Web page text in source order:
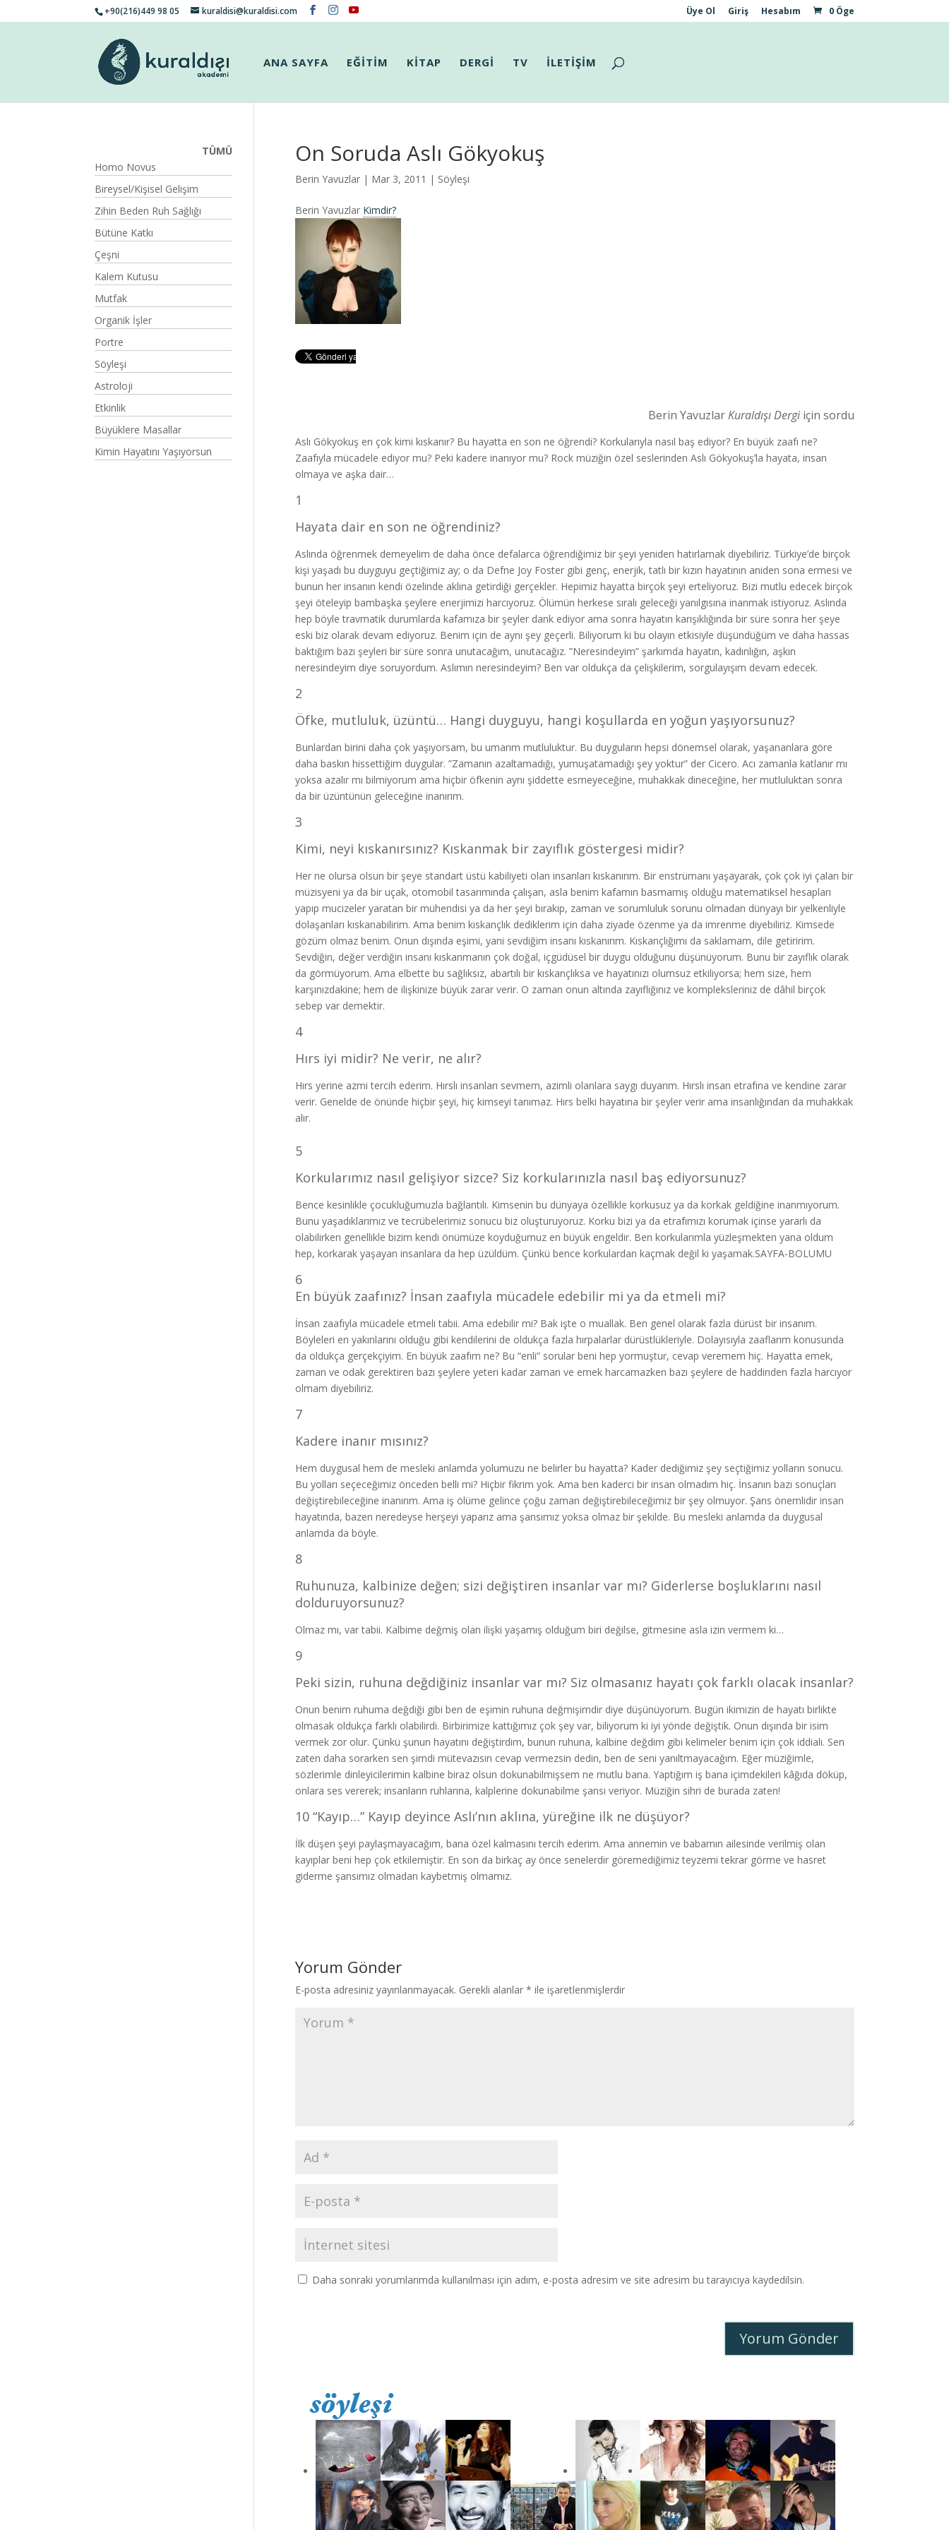
+90(216)449 98 05 kuraldisi@kuraldisi.com Üye Ol Giriş Hesabım 0 Öge
ANA SAYFA EĞİTİM KİTAP DERGİ TV İLETİŞİM
On Soruda Aslı Gökyokuş
Berin Yavuzlar| Mar 3, 2011 | Söyleşi
Berin Yavuzlar Kimdir?
Berin YavuzlarKuraldışı Dergi için sordu
Aslı Gökyokuş en çok kimi kıskanır? Bu hayatta en son ne öğrendi? Korkularıyla nasıl baş ediyor? En büyük zaafı ne?
Zaafıyla mücadele ediyor mu? Peki kadere inanıyor mu? Rock müziğin özel seslerinden Aslı Gökyokuş’la hayata, insan
olmaya ve aşka dair…
1
Hayata dair en son ne öğrendiniz?
Aslında öğrenmek demeyelim de daha önce defalarca öğrendiğimiz bir şeyi yeniden hatırlamak diyebiliriz. Türkiye’de birçok
kişi yaşadı bu duyguyu geçtiğimiz ay; o da Defne Joy Foster gibi genç, enerjik, tatlı bir kızın hayatının aniden sona ermesi ve
bunun her insanın kendi özelinde aklına getirdiği gerçekler. Hepimiz hayatta birçok şeyi erteliyoruz. Bizi mutlu edecek birçok
şeyi öteleyip bambaşka şeylere enerjimizi harcıyoruz. Ölümün herkese sıralı geleceği yanılgısına inanmak istiyoruz. Aslında
hep böyle travmatik durumlarda kafamıza bir şeyler dank ediyor ama sonra hayatın karışıklığında bir süre sonra her şeye
eski biz olarak devam ediyoruz. Benim için de aynı şey geçerli. Biliyorum ki bu olayın etkisiyle düşündüğüm ve daha hassas
baktığım bazı şeyleri bir süre sonra unutacağım, unutacağız. ”Neresindeyim” şarkımda hayatın, kadınlığın, aşkın
neresindeyim diye soruyordum. Aslımın neresindeyim? Ben var oldukça da çelişkilerim, sorgulayışım devam edecek.
2
Öfke, mutluluk, üzüntü… Hangi duyguyu, hangi koşullarda en yoğun yaşıyorsunuz?
Bunlardan birini daha çok yaşıyorsam, bu umarım mutluluktur. Bu duyguların hepsi dönemsel olarak, yaşananlara göre
daha baskın hissettiğim duygular. ”Zamanın azaltamadığı, yumuşatamadığı şey yoktur” der Cicero. Acı zamanla katlanır mı
yoksa azalır mı bilmiyorum ama hiçbir öfkenin aynı şiddette esmeyeceğine, muhakkak dineceğine, her mutluluktan sonra
da bir üzüntünün geleceğine inanırım.
3
Kimi, neyi kıskanırsınız? Kıskanmak bir zayıflık göstergesi midir?
Her ne olursa olsun bir şeye standart üstü kabiliyeti olan insanları kıskanırım. Bir enstrümanı yaşayarak, çok çok iyi çalan bir
müzisyeni ya da bir uçak, otomobil tasarımında çalışan, asla benim kafamın basmamış olduğu matematiksel hesapları
yapıp mucizeler yaratan bir mühendisi ya da her şeyi bırakıp, zaman ve sorumluluk sorunu olmadan dünyayı bir yelkenliyle
dolaşanları kıskanabilirim. Ama benim kıskançlık dediklerim için daha ziyade özenme ya da imrenme diyebiliriz. Kimsede
gözüm olmaz benim. Onun dışında eşimi, yani sevdiğim insanı kıskanırım. Kıskançlığımı da saklamam, dile getiririm.
Sevdiğin, değer verdiğin insanı kıskanmanın çok doğal, içgüdüsel bir duygu olduğunu düşünüyorum. Bunu bir zayıflık olarak
da görmüyorum. Ama elbette bu sağlıksız, abartılı bir kıskançlıksa ve hayatınızı olumsuz etkiliyorsa; hem size, hem
karşınızdakine; hem de ilişkinize büyük zarar verir. O zaman onun altında zayıflığınız ve kompleksleriniz de dâhil birçok
sebep var demektir.
4
Hırs iyi midir? Ne verir, ne alır?
Hırs yerine azmi tercih ederim. Hırslı insanları sevmem, azimli olanlara saygı duyarım. Hırslı insan etrafına ve kendine zarar
verir. Genelde de önünde hiçbir şeyi, hiç kimseyi tanımaz. Hırs belki hayatına bir şeyler verir ama insanlığından da muhakkak
alır.
5
Korkularımız nasıl gelişiyor sizce? Siz korkularınızla nasıl baş ediyorsunuz?
Bence kesinlikle çocukluğumuzla bağlantılı. Kimsenin bu dünyaya özellikle korkusuz ya da korkak geldiğine inanmıyorum.
Bunu yaşadıklarımız ve tecrübelerimiz sonucu biz oluşturuyoruz. Korku bizi ya da etrafımızı korumak içinse yararlı da
olabilirken genellikle bizim kendi önümüze koyduğumuz en büyük engeldir. Ben korkularımla yüzleşmekten yana oldum
hep, korkarak yaşayan insanlara da hep üzüldüm. Çünkü bence korkulardan kaçmak değil ki yaşamak.SAYFA-BOLUMU
6
En büyük zaafınız? İnsan zaafıyla mücadele edebilir mi ya da etmeli mi?
İnsan zaafıyla mücadele etmeli tabii. Ama edebilir mi? Bak işte o muallak. Ben genel olarak fazla dürüst bir insanım.
Böyleleri en yakınlarını olduğu gibi kendilerini de oldukça fazla hırpalarlar dürüstlükleriyle. Dolayısıyla zaaflarım konusunda
da oldukça gerçekçiyim. En büyük zaafım ne? Bu “enli” sorular beni hep yormuştur, cevap veremem hiç. Hayatta emek,
zaman ve odak gerektiren bazı şeylere yeteri kadar zaman ve emek harcamazken bazı şeylere de haddinden fazla harcıyor
olmam diyebiliriz.
7
Kadere inanır mısınız?
Hem duygusal hem de mesleki anlamda yolumuzu ne belirler bu hayatta? Kader dediğimiz şey seçtiğimiz yolların sonucu.
Bu yolları seçeceğimiz önceden belli mi? Hiçbir fikrim yok. Ama ben kaderci bir insan olmadım hiç. İnsanın bazı sonuçları
değiştirebileceğine inanırım. Ama iş ölüme gelince çoğu zaman değiştirebileceğimiz bir şey olmuyor. Şans önemlidir insan
hayatında, bazen neredeyse herşeyi yaparız ama şansımız yoksa olmaz bir şekilde. Bu mesleki anlamda da duygusal
anlamda da böyle.
8
Ruhunuza, kalbinize değen; sizi değiştiren insanlar var mı? Giderlerse boşluklarını nasıl
dolduruyorsunuz?
Olmaz mı, var tabii. Kalbime değmiş olan ilişki yaşamış olduğum biri değilse, gitmesine asla izin vermem ki…
9
Peki sizin, ruhuna değdiğiniz insanlar var mı? Siz olmasanız hayatı çok farklı olacak insanlar?
Onun benim ruhuma değdiği gibi ben de eşimin ruhuna değmişimdir diye düşünüyorum. Bugün ikimizin de hayatı birlikte
olmasak oldukça farklı olabilirdi. Birbirimize kattığımız çok şey var, biliyorum ki iyi yönde değiştik. Onun dışında bir isim
vermek zor olur. Çünkü şunun hayatını değiştirdim, bunun ruhuna, kalbine değdim gibi kelimeler benim için çok iddialı. Sen
zaten daha sorarken sen şimdi mütevazısın cevap vermezsin dedin, ben de seni yanıltmayacağım. Eğer müziğimle,
sözlerimle dinleyicilerimin kalbine biraz olsun dokunabilmişsem ne mutlu bana. Yaptığım iş bana içimdekileri kâğıda döküp,
onlara ses vererek; insanların ruhlarına, kalplerine dokunabilme şansı veriyor. Müziğin sihri de burada zaten!
10 “Kayıp…” Kayıp deyince Aslı’nın aklına, yüreğine ilk ne düşüyor?
İlk düşen şeyi paylaşmayacağım, bana özel kalmasını tercih ederim. Ama annemin ve babamın ailesinde verilmiş olan
kayıplar beni hep çok etkilemiştir. En son da birkaç ay önce senelerdir göremediğimiz teyzemi tekrar görme ve hasret
giderme şansımız olmadan kaybetmiş olmamız.
Yorum Gönder
E-posta adresiniz yayınlanmayacak. Gerekli alanlar * ile işaretlenmişlerdir
Daha sonraki yorumlarımda kullanılması için adım, e-posta adresim ve site adresim bu tarayıcıya kaydedilsin.
TÜMÜ
Homo Novus
Bireysel/Kişisel Gelişim
Zihin Beden Ruh Sağlığı
Bütüne Katkı
Çeşni
Kalem Kutusu
Mutfak
Organik İşler
Portre
Söyleşi
Astroloji
Etkinlik
Büyüklere Masallar
Kimin Hayatını Yaşıyorsun